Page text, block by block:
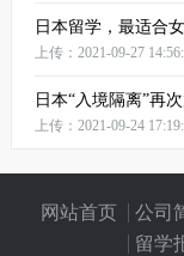
日本留学，最适合
上传：2021-09-27
日本“入境隔离”再
上传：2021-09-24
网站首页 公司
留学